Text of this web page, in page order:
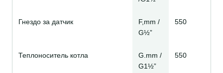
Гнездо за датчик
F,mm /
G½”
550
Теплоноситель котла
G.mm /
G1½”
550